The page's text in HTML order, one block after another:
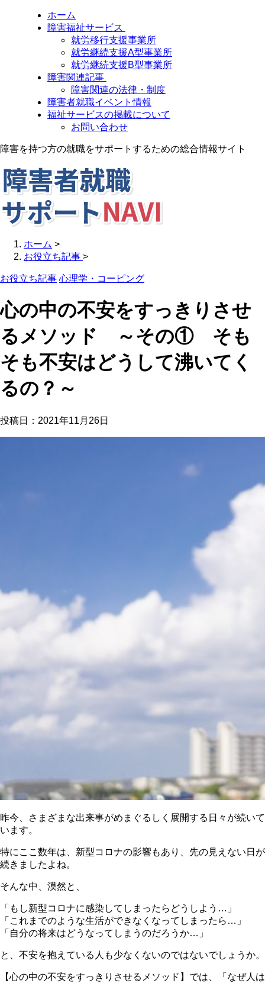
ホーム
障害福祉サービス
就労移行支援事業所
就労継続支援A型事業所
就労継続支援B型事業所
障害関連記事
障害関連の法律・制度
障害者就職イベント情報
福祉サービスの掲載について
お問い合わせ
障害を持つ方の就職をサポートするための総合情報サイト
ホーム >
お役立ち記事 >
お役立ち記事 心理学・コーピング
心の中の不安をすっきりさせ
るメソッド ～その① そも
そも不安はどうして沸いてく
るの？～
投稿日： 2021年11月26日
昨今、さまざまな出来事がめまぐるしく展開する日々が続いて
います。
特にここ数年は、新型コロナの影響もあり、先の見えない日が
続きましたよね。
そんな中、漠然と、
「もし新型コロナに感染してしまったらどうしよう…」
「これまでのような生活ができなくなってしまったら…」
「自分の将来はどうなってしまうのだろうか…」
と、不安を抱えている人も少なくないのではないでしょうか。
【心の中の不安をすっきりさせるメソッド】 では、「なぜ人は